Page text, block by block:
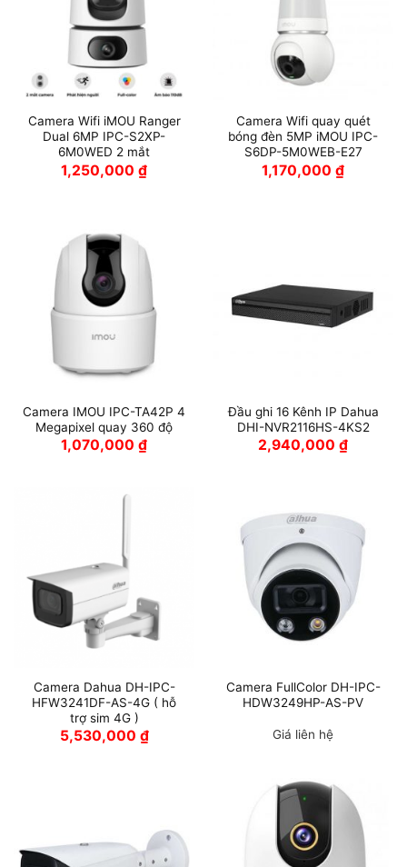
Camera Wifi iMOU Ranger
Dual 6MP IPC-S2XP-
6M0WED 2 mắt
1,250,000 ₫
Camera Wifi quay quét
bóng đèn 5MP iMOU IPC-
S6DP-5M0WEB-E27
1,170,000 ₫
Camera IMOU IPC-TA42P 4
Megapixel quay 360 độ
1,070,000 ₫
Đầu ghi 16 Kênh IP Dahua
DHI-NVR2116HS-4KS2
2,940,000 ₫
Camera Dahua DH-IPC-
HFW3241DF-AS-4G ( hỗ
trợ sim 4G )
5,530,000 ₫
Camera FullColor DH-IPC-
HDW3249HP-AS-PV
Giá liên hệ